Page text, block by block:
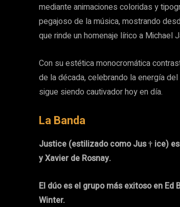
mediante animaciones coloridas y
pegajoso de la música, mostrando
que rinde un homenaje lírico a Michael
Con su estética monocromática
de la década, celebrando la energía
sigue siendo cautivador hoy en día.
La Banda
Justice (estilizado como Jus † ice)
y Xavier de Rosnay.
El dúo es el grupo más exitoso en Ed
Winter.